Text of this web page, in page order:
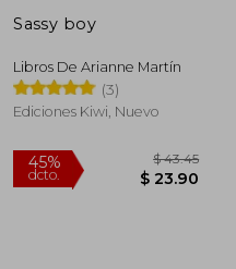
Sassy boy
Libros De Arianne Martín
(3)
Ediciones Kiwi, Nuevo